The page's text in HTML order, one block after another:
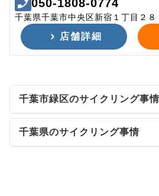
050-1808-0774
千葉県千葉市中央区新宿１丁目２８
店舗詳細
千葉市緑区のサイクリング事情
千葉県のサイクリング事情